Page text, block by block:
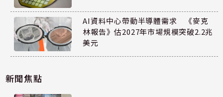
AI資料中心帶動半導體需求 《麥克
林報告》估2027年市場規模突破2.2兆
美元
新聞焦點